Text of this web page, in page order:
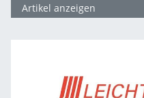
Artikel anzeigen